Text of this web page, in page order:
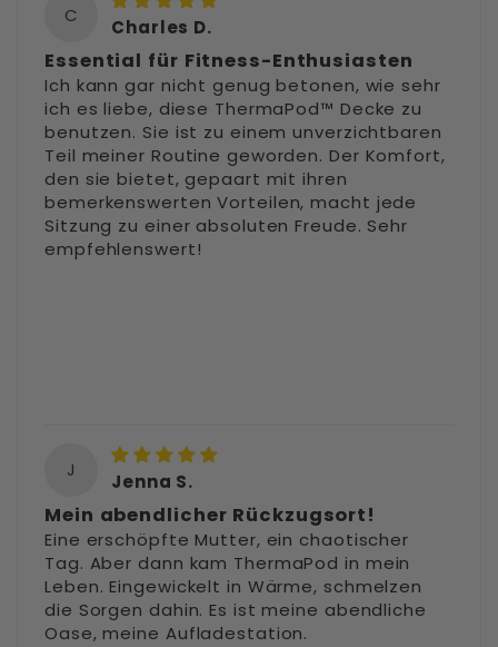
C
Charles D.
Essential für Fitness-Enthusiasten
Ich kann gar nicht genug betonen, wie sehr
ich es liebe, diese ThermaPod™ Decke zu
benutzen. Sie ist zu einem unverzichtbaren
Teil meiner Routine geworden. Der Komfort,
den sie bietet, gepaart mit ihren
bemerkenswerten Vorteilen, macht jede
Sitzung zu einer absoluten Freude. Sehr
empfehlenswert!
J
Jenna S.
Mein abendlicher Rückzugsort!
Eine erschöpfte Mutter, ein chaotischer
Tag. Aber dann kam ThermaPod in mein
Leben. Eingewickelt in Wärme, schmelzen
die Sorgen dahin. Es ist meine abendliche
Oase, meine Aufladestation.